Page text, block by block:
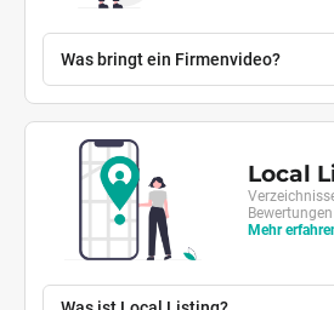
Was bringt ein Firmenvideo?
Local
Bewertungen
Mehr